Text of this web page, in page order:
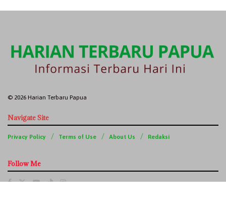
© 2026 Harian Terbaru Papua
Navigate Site
Privacy Policy Terms of Use About Us Redaksi
Follow Me